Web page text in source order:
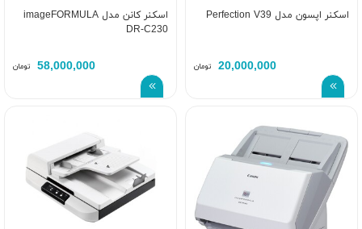
اسکنر اپسون مدل Perfection V39
20,000,000 تومان
اسکنر کانن مدل imageFORMULA
DR-C230
58,000,000 تومان